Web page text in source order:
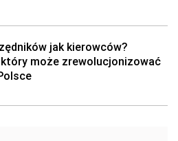
jak kierowców?
który może zrewolucjonizować